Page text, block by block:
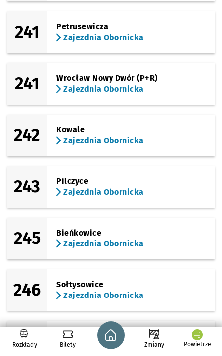
241
Petrusewicza
Zajezdnia Obornicka
241
Wrocław Nowy Dwór (P+R)
Zajezdnia Obornicka
242
Kowale
Zajezdnia Obornicka
243
Pilczyce
Zajezdnia Obornicka
245
Bieńkowice
Zajezdnia Obornicka
246
Sołtysowice
Zajezdnia Obornicka
246
Kozanów
Zajezdnia Obornicka
Rozkłady Bilety
Strona główna - wroclaw.pl
Zmiany Powietrze